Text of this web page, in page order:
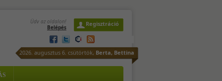
Üdv az oldalon!
Belépés
Regisztráció
2026. augusztus 6. csütörtök, Berta, Bettina